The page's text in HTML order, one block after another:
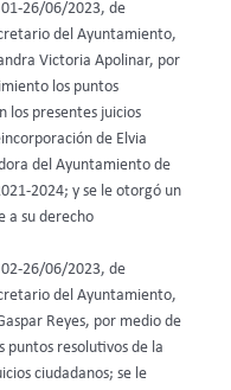
26/06/2023, de
del Ayuntamiento,
Victoria Apolinar, por
los puntos
los presentes juicios
de Elvia
del Ayuntamiento de
2024; y se le otorgó un
a su derecho
26/06/2023, de
del Ayuntamiento,
Reyes, por medio de
puntos resolutivos de la
ciudadanos; se le